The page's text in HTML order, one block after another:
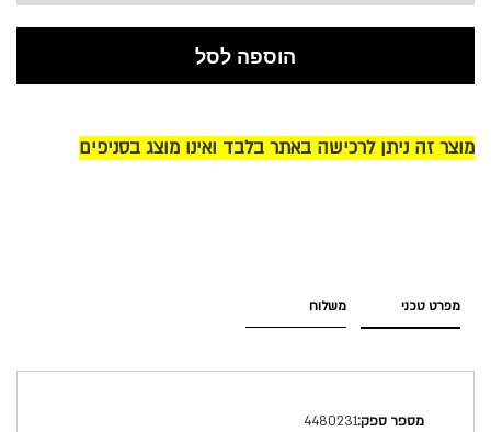
הוספה לסל
מוצר זה ניתן לרכישה באתר בלבד ואינו מוצג בסניפים
מפרט טכני
מפרט
4480231
משלוח